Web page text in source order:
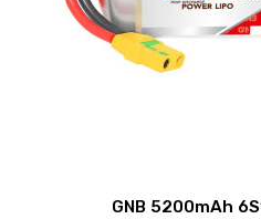
GNB 5200mAh